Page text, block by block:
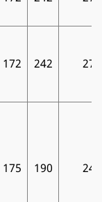
172 242 27
175 190 24